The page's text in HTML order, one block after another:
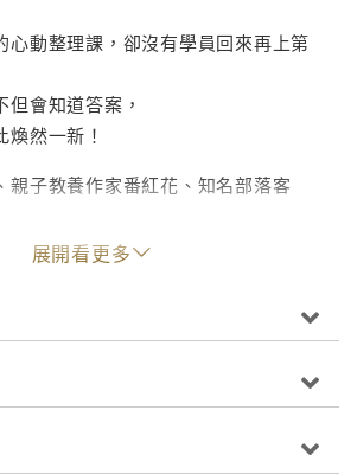
心動整理課，卻沒有學員回來再上第
會知道答案，
然一新！
子教養作家番紅花、知名部落客
收納整理，
門顧問的女孩，
你的環境，
！讓你不只怦然心動，而且立刻想要
展開看更多